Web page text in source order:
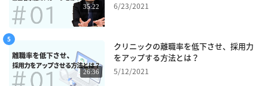
35:22 6/23/2021
26:36
クリニックの離職率を低下させ、採用力
をアップする方法とは？
5/12/2021